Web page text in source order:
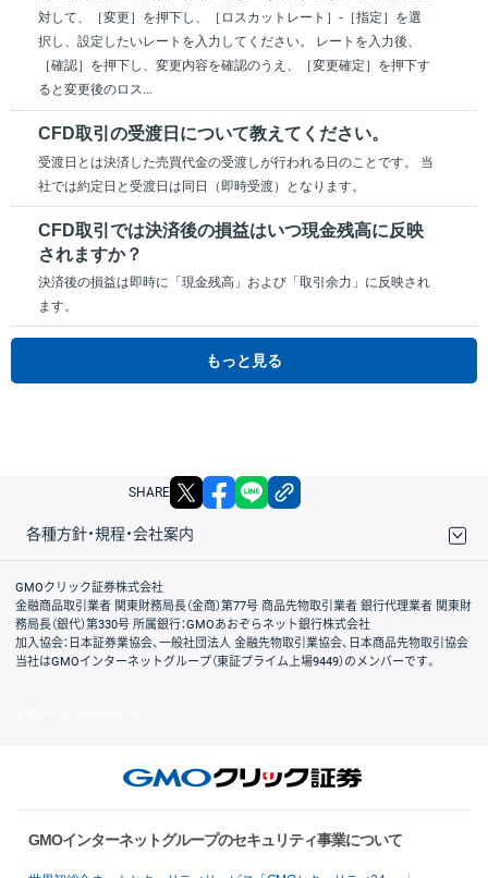
対して、［変更］を押下し、［ロスカットレート］-［指定］を選
択し、設定したいレートを入力してください。 レートを入力後、
［確認］を押下し、変更内容を確認のうえ、［変更確定］を押下す
ると変更後のロス...
CFD取引の受渡日について教えてください。
受渡日とは決済した売買代金の受渡しが行われる日のことです。 当
社では約定日と受渡日は同日（即時受渡）となります。
CFD取引では決済後の損益はいつ現金残高に反映
されますか？
決済後の損益は即時に「現金残高」および「取引余力」に反映され
ます。
もっと見る
SHARE X facebook
各種方針・規程・会社案内
取引規程・約款
サイトマップ
その他のご案内
個人情報保護方針
最良執行方針
サイトのご利用について
ディスクレイマー
信託保全
リスク説明
会社案内
GMOクリック証券株式会社
金融商品取引業者 関東財務局長（金商）第77号 商品先物取引業者 銀行代理業者 関東財
務局長（銀代）第330号 所属銀行：GMOあおぞらネット銀行株式会社
加入協会：日本証券業協会、一般社団法人 金融先物取引業協会、日本商品先物取引協会
当社はGMOインターネットグループ（東証プライム上場9449）のメンバーです。
GMOインターネットグループのセキュリティ事業について